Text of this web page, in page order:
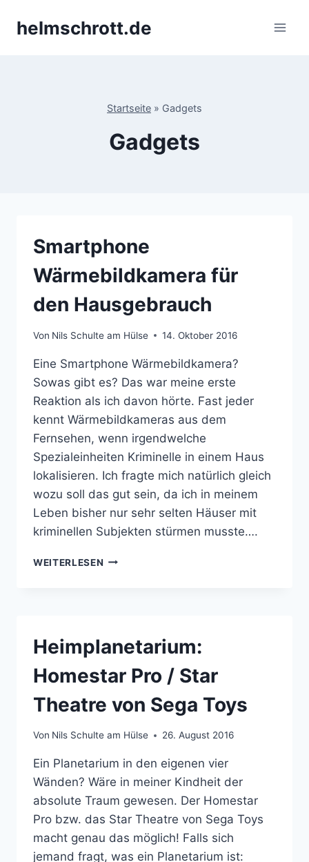
Inhalthelmschrott.de
Startseite » Gadgets
Gadgets
Smartphone
Wärmebildkamera für
den Hausgebrauch
Von Nils Schulte am Hülse 14. Oktober 2016
Eine Smartphone Wärmebildkamera?
Sowas gibt es? Das war meine erste
Reaktion als ich davon hörte. Fast jeder
kennt Wärmebildkameras aus dem
Fernsehen, wenn irgendwelche
Spezialeinheiten Kriminelle in einem Haus
lokalisieren. Ich fragte mich natürlich gleich
wozu soll das gut sein, da ich in meinem
Leben bisher nur sehr selten Häuser mit
kriminellen Subjekten stürmen musste….
WEITERLESEN SMARTPHONE
Heimplanetarium:
Homestar Pro / Star
Theatre von Sega Toys
Von Nils Schulte am Hülse 26. August 2016
Ein Planetarium in den eigenen vier
Wänden? Wäre in meiner Kindheit der
absolute Traum gewesen. Der Homestar
Pro bzw. das Star Theatre von Sega Toys
macht genau das möglich! Falls sich
jemand fragt, was ein Planetarium ist: